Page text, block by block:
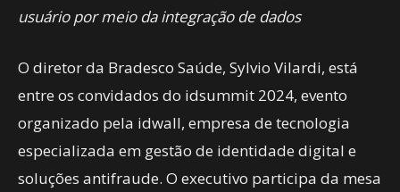
usuário por meio da integração de dados
O diretor da Bradesco Saúde, Sylvio Vilardi, está
entre os convidados do idsummit 2024, evento
organizado pela idwall, empresa de tecnologia
especializada em gestão de identidade digital e
soluções antifraude. O executivo participa da mesa